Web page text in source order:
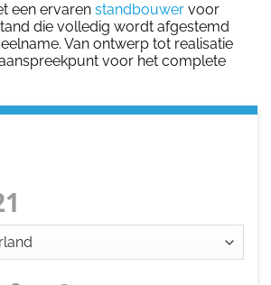
een ervaren standbouwer voor
die volledig wordt afgestemd
Van ontwerp tot realisatie
voor het complete